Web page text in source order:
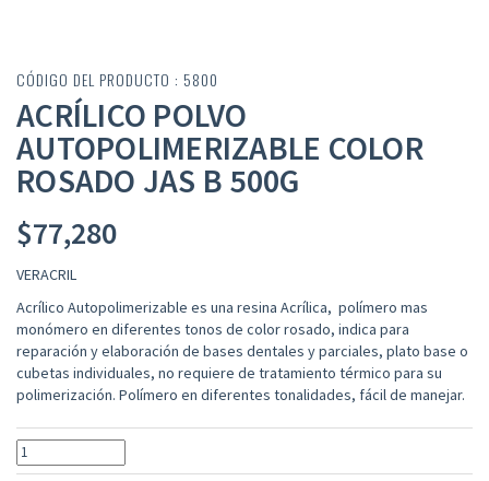
CÓDIGO DEL PRODUCTO : 5800
ACRÍLICO POLVO
AUTOPOLIMERIZABLE COLOR
ROSADO JAS B 500G
$77,280
VERACRIL
Acrílico Autopolimerizable es una resina Acrílica, polímero mas
monómero en diferentes tonos de color rosado, indica para
reparación y elaboración de bases dentales y parciales, plato base o
cubetas individuales, no requiere de tratamiento térmico para su
polimerización. Polímero en diferentes tonalidades, fácil de manejar.